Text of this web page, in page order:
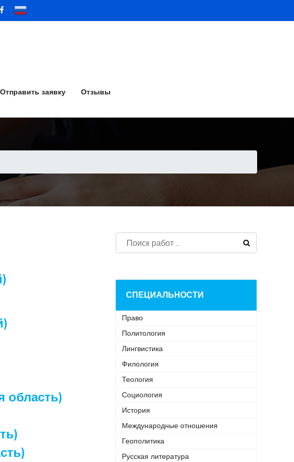
Отправить заявку Отзывы
область)
СПЕЦИАЛЬНОСТИ
Право
Политология
Лингвистика
Филология
Теология
Социология
История
Международные отношения
Геополитика
Русская литература